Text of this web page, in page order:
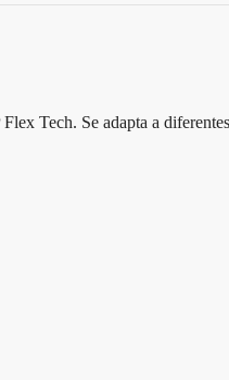
Tech. Se adapta a